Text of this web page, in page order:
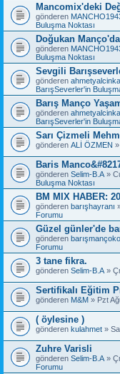
Mancomix'deki
gönderen
Buluşma Noktası
Doğukan
gönderen
Buluşma Noktası
Sevgili
gönderen
BarışSeverler'in
Barış Manço
gönderen
BarışSeverler'in
Sarı Çizmeli
gönderen ALİ ÖZMEN
Baris
gönderen Selim-B.A »
Buluşma Noktası
BM MIX HABER:
gönderen barışhayranı
Forumu
Güzel günler'de
gönderen
Forumu
3 tane fikra.
gönderen Selim-B.A »
Sertifikalı Eğitim
gönderen M&M » Pzt
( öylesine )
gönderen kulahmet »
Zuhre Varisli
gönderen Selim-B.A »
Forumu